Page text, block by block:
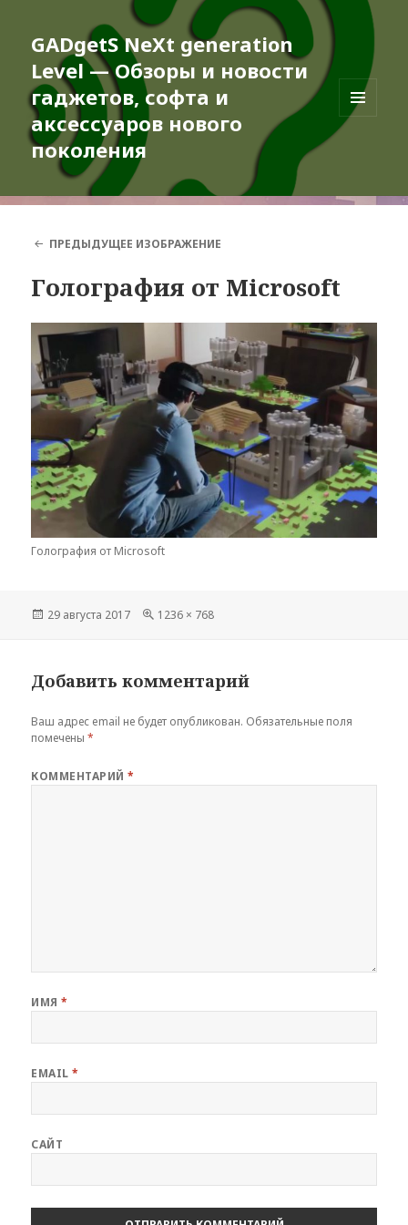
GADgetS NeXt generation
Level — Обзоры и новости
гаджетов, софта и
аксессуаров нового
поколения
МЕНЮ
ПРЕДЫДУЩЕЕ ИЗОБРАЖЕНИЕ
Голография от Microsoft
Голография от Microsoft
Опубликовано
29 августа 2017
Полный
1236 × 768
Добавить комментарий
Ваш адрес email не будет опубликован. Обязательные поля
помечены*
КОММЕНТАРИЙ*
ИМЯ*
EMAIL*
САЙТ